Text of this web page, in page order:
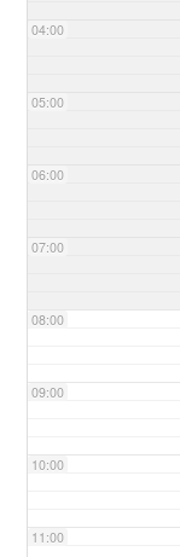
04:00
05:00
06:00
07:00
08:00
09:00
10:00
11:00